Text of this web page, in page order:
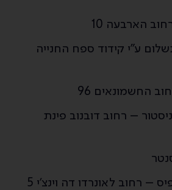
הארבעה 10
ע"י קידוד ספח החנייה
– רחוב דובנוב פינת
– רחוב לאונרדו דה וינצ'י 5